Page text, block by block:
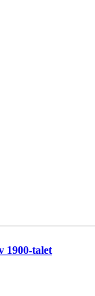
1900-talet